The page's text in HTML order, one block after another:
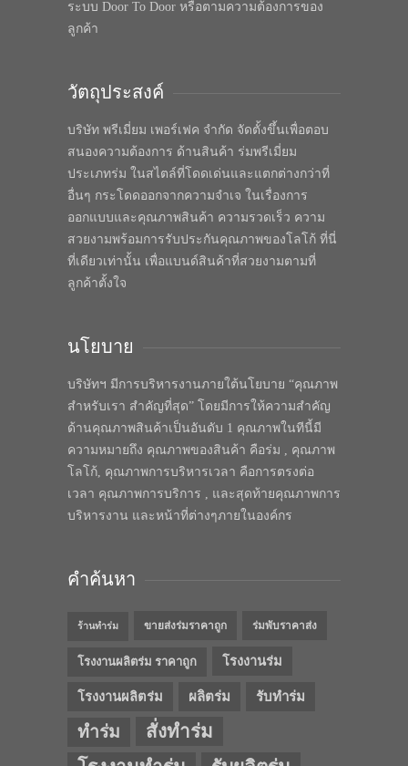
ระบบ Door To Door หรือตามความต้องการของ
ลูกค้า
วัตถุประสงค์
บริษัท พรีเมี่ยม เพอร์เฟค จำกัด จัดตั้งขึ้นเพื่อตอบ
สนองความต้องการ ด้านสินค้า ร่มพรีเมี่ยม
ประเภทร่ม ในสไตล์ที่โดดเด่นและแตกต่างกว่าที่
อื่นๆ กระโดดออกจากความจำเจ ในเรื่องการ
ออกแบบและคุณภาพสินค้า ความรวดเร็ว ความ
สวยงามพร้อมการรับประกันคุณภาพของโลโก้ ที่นี่
ที่เดียวเท่านั้น เพื่อแบนด์สินค้าที่สวยงามตามที่
ลูกค้าตั้งใจ
นโยบาย
บริษัทฯ มีการบริหารงานภายใต้นโยบาย “คุณภาพ
สำหรับเรา สำคัญที่สุด” โดยมีการให้ความสำคัญ
ด้านคุณภาพสินค้าเป็นอันดับ 1 คุณภาพในทีนี้มี
ความหมายถึง คุณภาพของสินค้า คือร่ม , คุณภาพ
โลโก้, คุณภาพการบริหารเวลา คือการตรงต่อ
เวลา คุณภาพการบริการ , และสุดท้ายคุณภาพการ
บริหารงาน และหน้าที่ต่างๆภายในองค์กร
คำค้นหา
ร้านทำร่ม ขายส่งร่มราคาถูก ร่มพับราคาส่ง
โรงงานผลิตร่ม ราคาถูก โรงงานร่ม
โรงงานผลิตร่ม ผลิตร่ม รับทำร่ม
ทำร่ม
สั่งทำร่ม